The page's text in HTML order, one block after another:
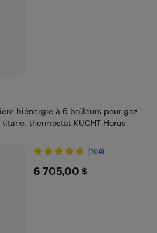
biénergie à 6 brûleurs pour gaz
thermostat KUCHT Horus –
(104)
$6705
6 705,00 $